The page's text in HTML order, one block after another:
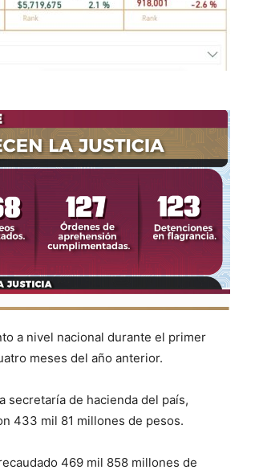
a nivel nacional durante el primer
meses del año anterior.
secretaría de hacienda del país,
433 mil 81 millones de pesos.
469 mil 858 millones de